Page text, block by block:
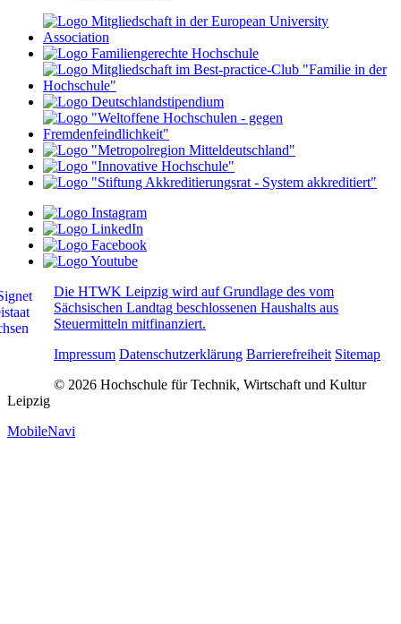
Die HTWK Leipzig wird auf Grundlage des vom
Sächsischen Landtag beschlossenen Haushalts aus
Steuermitteln mitfinanziert.
Impressum Datenschutzerklärung Barrierefreiheit Sitemap
© 2026 Hochschule für Technik, Wirtschaft und Kultur
Leipzig
MobileNavi